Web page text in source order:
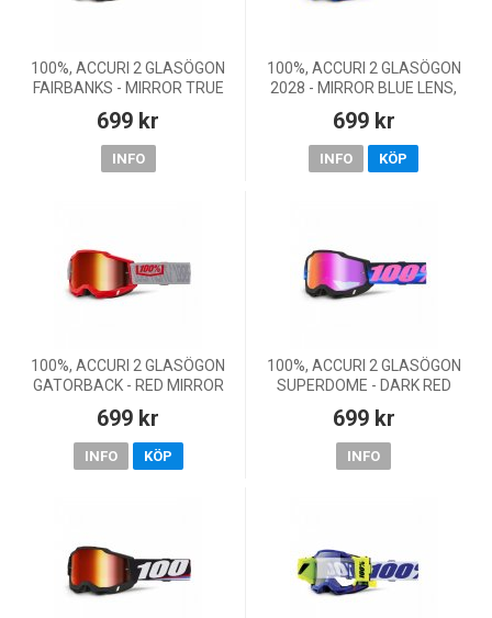
100%, ACCURI 2 GLASÖGON
FAIRBANKS - MIRROR TRUE
699 kr
INFO
100%, ACCURI 2 GLASÖGON
2028 - MIRROR BLUE LENS,
699 kr
INFO KÖP
100%, ACCURI 2 GLASÖGON
GATORBACK - RED MIRROR
699 kr
INFO KÖP
100%, ACCURI 2 GLASÖGON
SUPERDOME - DARK RED
699 kr
INFO